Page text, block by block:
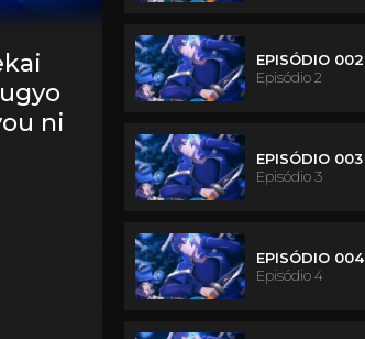
ni
EPISÓDIO 002
Episódio 2
EPISÓDIO 003
Episódio 3
EPISÓDIO 004
Episódio 4